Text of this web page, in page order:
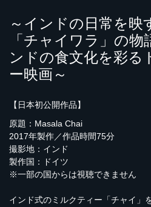
～インドの日常を映
「チャイワラ」の物
ンドの食文化を彩る
ー映画～
【日本初公開作品】
原題：Masala Chai
2017年製作／作品時間75分
撮影地：インド
製作国：ドイツ
※一部の国からは視聴できません
インド式のミルクティー「チャイ」